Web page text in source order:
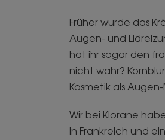
Früher wurde das
Augen- und
hat ihr sogar den
nicht wahr?
Kosmetik als
Wir bei Klorane
in Frankreich und